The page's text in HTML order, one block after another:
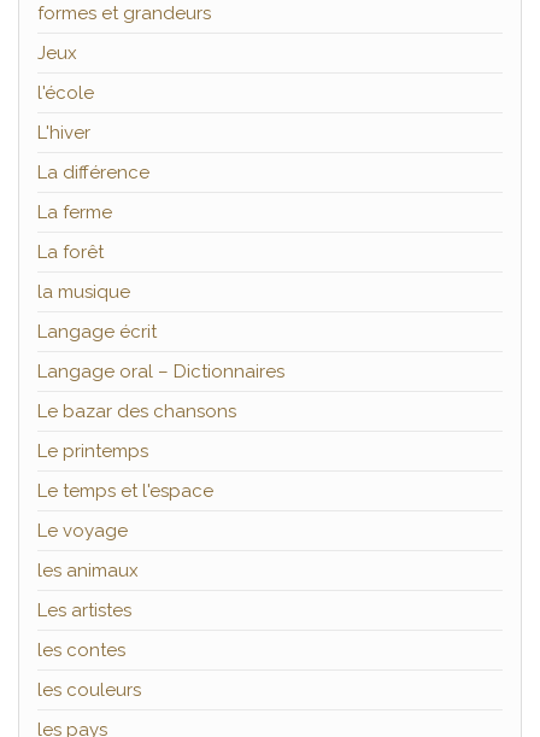
formes et grandeurs
Jeux
l'école
L'hiver
La différence
La ferme
La forêt
la musique
Langage écrit
Langage oral – Dictionnaires
Le bazar des chansons
Le printemps
Le temps et l'espace
Le voyage
les animaux
Les artistes
les contes
les couleurs
les pays